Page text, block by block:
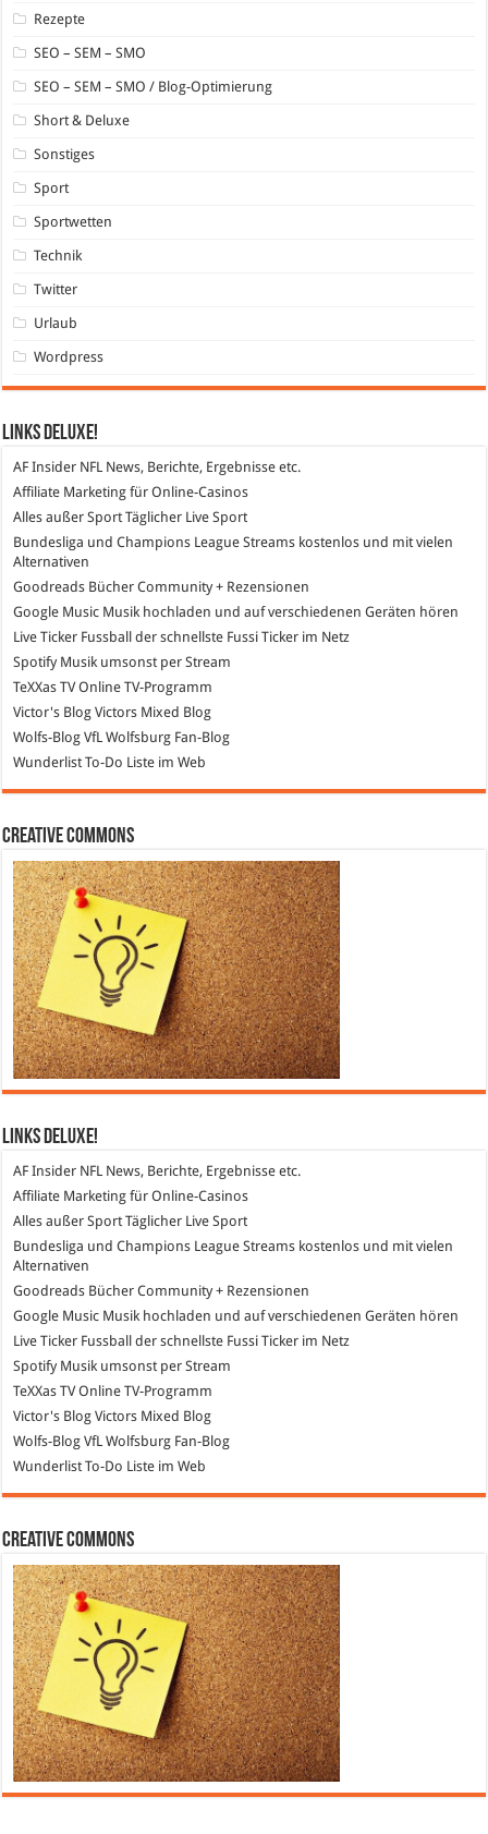
Rezepte
SEO – SEM – SMO
SEO – SEM – SMO / Blog-Optimierung
Short & Deluxe
Sonstiges
Sport
Sportwetten
Technik
Twitter
Urlaub
Wordpress
Links DeLuXe!
AF Insider NFL News, Berichte, Ergebnisse etc.
Affiliate Marketing für Online-Casinos
Alles außer Sport Täglicher Live Sport
Bundesliga und Champions League Streams kostenlos und mit vielen
Alternativen
Goodreads Bücher Community + Rezensionen
Google Music Musik hochladen und auf verschiedenen Geräten hören
Live Ticker Fussball
der schnellste Fussi Ticker im Netz
SpotifyMusik umsonst per Stream
TeXXas TVOnline TV-Programm
Victor's Blog Victors Mixed Blog
Wolfs-Blog VfL Wolfsburg Fan-Blog
Wunderlist To-Do Liste im Web
Creative Commons
Links DeLuXe!
AF Insider NFL News, Berichte, Ergebnisse etc.
Affiliate Marketing für Online-Casinos
Alles außer Sport Täglicher Live Sport
Bundesliga und Champions League Streams kostenlos und mit vielen
Alternativen
Goodreads Bücher Community + Rezensionen
Google Music Musik hochladen und auf verschiedenen Geräten hören
Live Ticker Fussball der schnellste Fussi Ticker im Netz
SpotifyMusik umsonst per Stream
TeXXas TVOnline TV-Programm
Victor's Blog Victors Mixed Blog
Wolfs-Blog VfL Wolfsburg Fan-Blog
Wunderlist To-Do Liste im Web
Creative Commons